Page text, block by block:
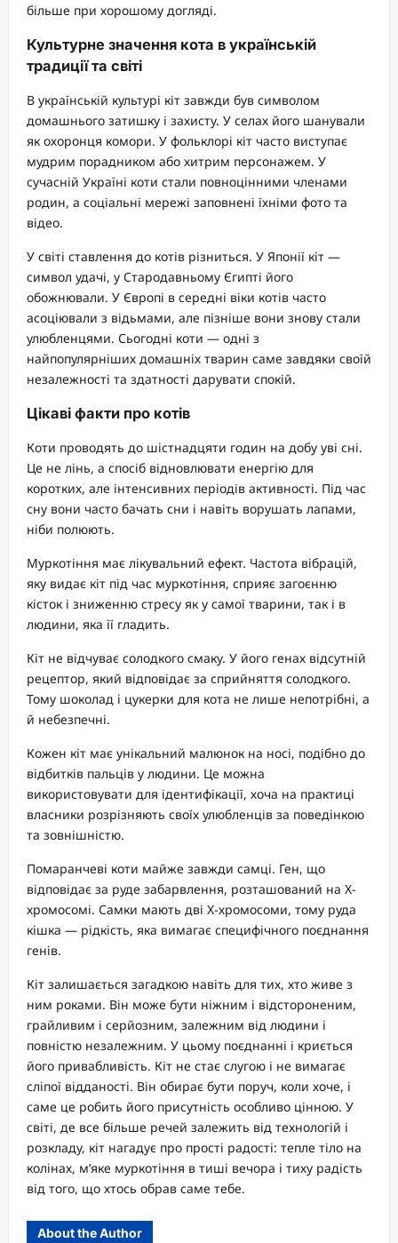
більше при хорошому догляді.
Культурне значення кота в українській
традиції та світі
В українській культурі кіт завжди був символом
домашнього затишку і захисту. У селах його шанували
як охоронця комори. У фольклорі кіт часто виступає
мудрим порадником або хитрим персонажем. У
сучасній Україні коти стали повноцінними членами
родин, а соціальні мережі заповнені їхніми фото та
відео.
У світі ставлення до котів різниться. У Японії кіт —
символ удачі, у Стародавньому Єгипті його
обожнювали. У Європі в середні віки котів часто
асоціювали з відьмами, але пізніше вони знову стали
улюбленцями. Сьогодні коти — одні з
найпопулярніших домашніх тварин саме завдяки своїй
незалежності та здатності дарувати спокій.
Цікаві факти про котів
Коти проводять до шістнадцяти годин на добу уві сні.
Це не лінь, а спосіб відновлювати енергію для
коротких, але інтенсивних періодів активності. Під час
сну вони часто бачать сни і навіть ворушать лапами,
ніби полюють.
Муркотіння має лікувальний ефект. Частота вібрацій,
яку видає кіт під час муркотіння, сприяє загоєнню
кісток і зниженню стресу як у самої тварини, так і в
людини, яка її гладить.
Кіт не відчуває солодкого смаку. У його генах відсутній
рецептор, який відповідає за сприйняття солодкого.
Тому шоколад і цукерки для кота не лише непотрібні, а
й небезпечні.
Кожен кіт має унікальний малюнок на носі, подібно до
відбитків пальців у людини. Це можна
використовувати для ідентифікації, хоча на практиці
власники розрізняють своїх улюбленців за поведінкою
та зовнішністю.
Помаранчеві коти майже завжди самці. Ген, що
відповідає за руде забарвлення, розташований на Х-
хромосомі. Самки мають дві Х-хромосоми, тому руда
кішка — рідкість, яка вимагає специфічного поєднання
генів.
Кіт залишається загадкою навіть для тих, хто живе з
ним роками. Він може бути ніжним і відстороненим,
грайливим і серйозним, залежним від людини і
повністю незалежним. У цьому поєднанні і криється
його привабливість. Кіт не стає слугою і не вимагає
сліпої відданості. Він обирає бути поруч, коли хоче, і
саме це робить його присутність особливо цінною. У
світі, де все більше речей залежить від технологій і
розкладу, кіт нагадує про прості радості: тепле тіло на
колінах, м’яке муркотіння в тиші вечора і тиху радість
від того, що хтось обрав саме тебе.
About the Author